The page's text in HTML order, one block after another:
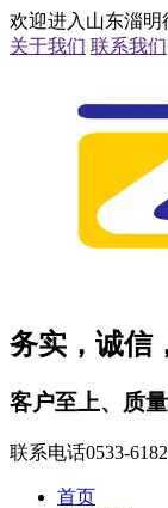
欢迎进入山东淄明
关于我们 联系我们
务实，诚信
客户至上、质
联系电话0533-
首页